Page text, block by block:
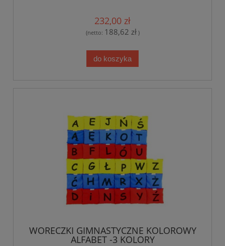
232,00 zł
(netto: 188,62 zł)
do koszyka
WORECZKI GIMNASTYCZNE KOLOROWY
ALFABET -3 KOLORY